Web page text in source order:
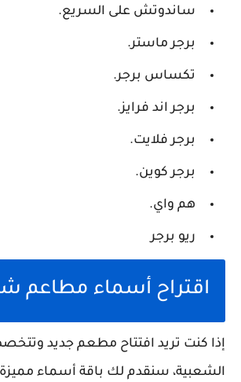
ساندوتش على السريع.
برجر ماستر.
تكساس برجر.
برجر اند فرايز.
برجر فلايت.
برجر كوين.
هم واي.
ريو برجر
اقتراح أسماء مطاعم
إذا كنت تريد افتتاح مطعم جديد
الشعبية، سنقدم لك باقة أسماء مميزة